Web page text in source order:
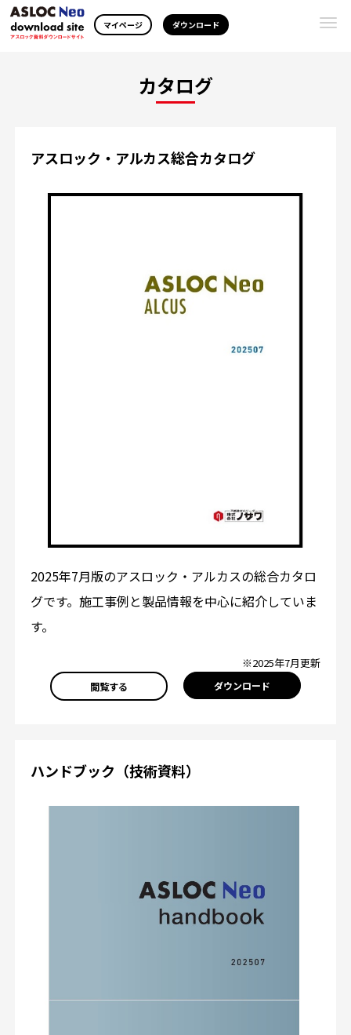
マイページ ダウンロード
カタログ
アスロック・アルカス総合カタログ
2025年7月版のアスロック・アルカスの総合カタロ
グです。施工事例と製品情報を中心に紹介していま
す。
※2025年7月更新
閲覧する ダウンロード
ハンドブック（技術資料）